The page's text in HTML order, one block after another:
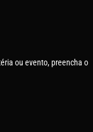
ou evento, preencha o